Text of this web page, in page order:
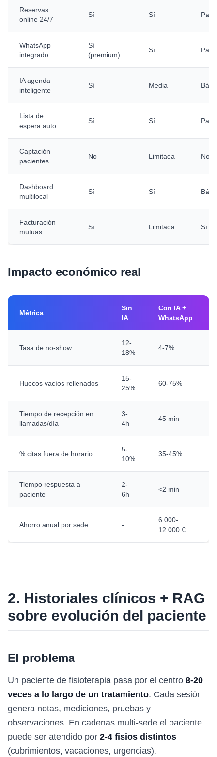
Reservas
online 24/7
Sí Sí
WhatsApp
integrado
Sí
(premium)
Sí
IA agenda
inteligente
Sí Media
Lista de
espera auto
Sí Sí
Captación
pacientes
No Limitada No
Dashboard
multilocal
Sí Sí
Facturación
mutuas
Sí Limitada Sí
Impacto económico real
Métrica
Sin
IA
Con IA +
WhatsApp
Tasa de no-show
12-
18%
4-7%
Huecos vacíos rellenados
15-
25%
60-75%
Tiempo de recepción en
llamadas/día
3-
4h
45 min
% citas fuera de horario
5-
10%
35-45%
Tiempo respuesta a
paciente
2-
6h
<2 min
Ahorro anual por sede -
6.000-
12.000 €
2. Historiales clínicos + RAG
sobre evolución del paciente
El problema
Un paciente de fisioterapia pasa por el centro 8-20
veces a lo largo de un tratamiento. Cada sesión
genera notas, mediciones, pruebas y
observaciones. En cadenas multi-sede el paciente
puede ser atendido por 2-4 fisios distintos
(cubrimientos, vacaciones, urgencias).